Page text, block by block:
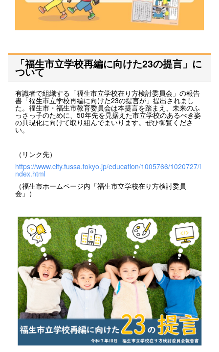
「福生市立学校再編に向けた23の提言」に
ついて
有識者で組織する「福生市立学校在り方検討委員会」の報告
書「福生市立学校再編に向けた23の提言が」提出されまし
た。福生市・福生市教育委員会は本提言を踏まえ、未来のふ
っさっ子のために、50年先を見据えた市立学校のあるべき姿
の具現化に向けて取り組んでまいります。ぜひ御覧くださ
い。
（リンク先）
https://www.city.fussa.tokyo.jp/education/1005766/1020727/i
ndex.html
（福生市ホームページ内「福生市立学校在り方検討委員
会」）